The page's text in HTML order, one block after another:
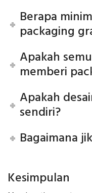
Berapa
packaging
Apakah
memberi
Apakah
sendiri?
Bagaimana
Kesimpulan